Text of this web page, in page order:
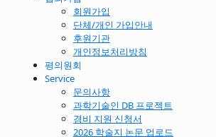
회원가입
단체/개인 가입안내
후원기관
개인정보처리방침
평의원회
Service
문의사항
과학기술인 DB 프로젝트
경비 지원 신청서
2026 학술지 논문 업로드